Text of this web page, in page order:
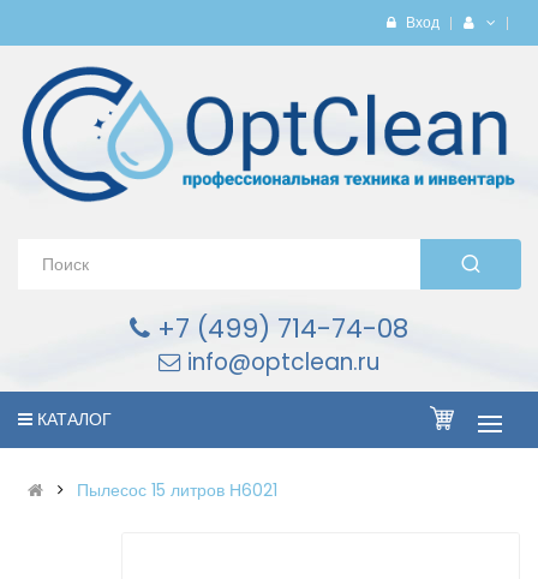
Вход
+7 (499) 714-74-08
info@optclean.ru
КАТАЛОГ
Пылесос 15 литров Н6021